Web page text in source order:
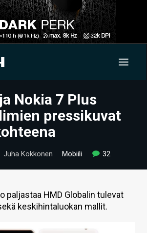
Nokia 7 Plus
pressikuvat
Juha Kokkonen Mobiili 32
paljastaa HMD Globalin tulevat
keskihintaluokan mallit.